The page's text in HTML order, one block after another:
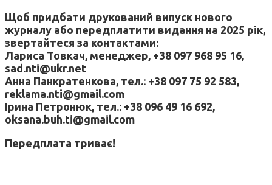
Щоб придбати друкований випуск нового
журналу або передплатити видання на 2025 рік,
звертайтеся за контактами:
Лариса Товкач, менеджер, +38 097 968 95 16,
sad.nti@ukr.net
Анна Панкратенкова, тел.: +38 097 75 92 583,
reklama.nti@gmail.com
Ірина Петронюк, тел.: +38 096 49 16 692,
oksana.buh.ti@gmail.com
Передплата триває!